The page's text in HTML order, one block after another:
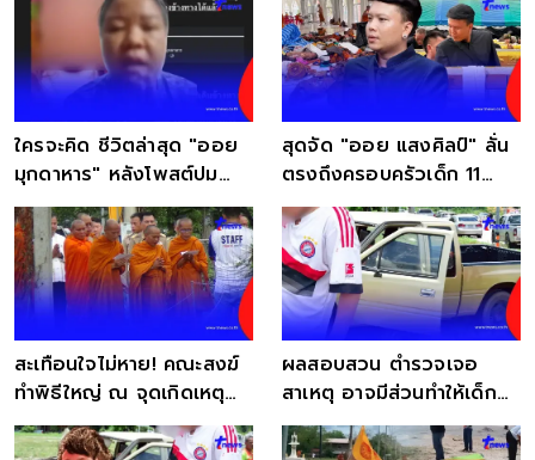
ใครจะคิด ชีวิตล่าสุด "ออย
มุกดาหาร" หลังโพสต์ปม
ด.ช. 11 ขวบ
สุดจัด "ออย แสงศิลป์" ลั่น
ตรงถึงครอบครัวเด็ก 11
ใจดำยันวันสุดท้าย
สะเทือนใจไม่หาย! คณะสงฆ์
ทำพิธีใหญ่ ณ จุดเกิดเหตุ
พระมรณภาพ
ผลสอบสวน ตำรวจเจอ
สาเหตุ อาจมีส่วนทำให้เด็ก
ชายวัย 11 เครียด